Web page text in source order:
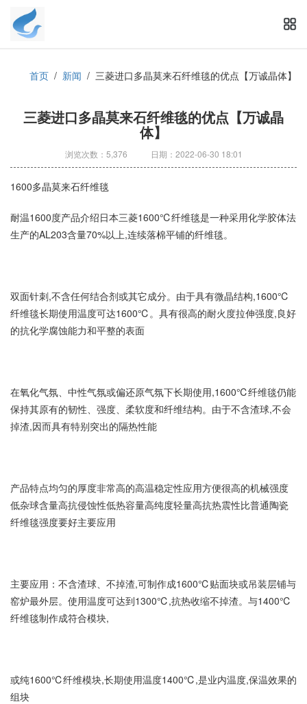
首页 / 新闻 / 三菱进口多晶莫来石纤维毯的优点【万诚晶体】
三菱进口多晶莫来石纤维毯的优点【万诚晶
体】
浏览次数：5,376 日期：2022-06-30 18:01
1600多晶莫来石纤维毯
耐温1600度产品介绍日本三菱1600℃纤维毯是一种采用化学胶体法
生产的AL203含量70%以上,连续落棉平铺的纤维毯。
双面针刺,不含任何结合剂或其它成分。由于具有微晶结构,1600℃
纤维毯长期使用温度可达1600℃。具有很高的耐火度拉伸强度,良好
的抗化学腐蚀能力和平整的表面
在氧化气氛、中性气氛或偏还原气氛下长期使用,1600℃纤维毯仍能
保持其原有的韧性、强度、柔软度和纤维结构。由于不含渣球,不会
掉渣,因而具有特别突出的隔热性能
产品特点均匀的厚度非常高的高温稳定性应用方便很高的机械强度
低杂球含量高抗侵蚀性低热容量高纯度轻量高抗热震性比普通陶瓷
纤维毯强度要好主要应用
主要应用：不含渣球、不掉渣,可制作成1600℃贴面块或吊装层铺与
窑炉最外层。使用温度可达到1300℃,抗热收缩不掉渣。与1400℃
纤维毯制作成符合模块,
或纯1600℃纤维模块,长期使用温度1400℃,是业内温度,保温效果的
组块